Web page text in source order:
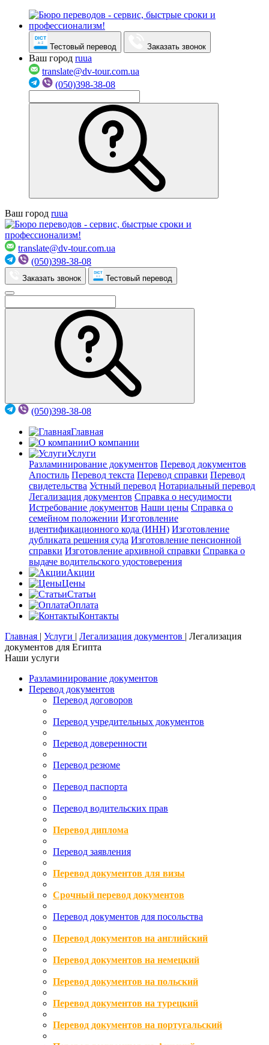
Тестовый перевод Заказать звонок
Ваш город ruua
translate@dv-tour.com.ua
(050)398-38-08
Ваш город ruua
translate@dv-tour.com.ua
(050)398-38-08
Заказать звонок Тестовый перевод
(050)398-38-08
Главная
О компании
Услуги
Разламинирование документов Перевод документов
Апостиль Перевод текста Перевод справки Перевод
свидетельства Устный перевод Нотариальный перевод
Легализация документов Справка о несудимости
Истребование документов Наши цены Справка о
семейном положении Изготовление
идентификационного кода (ИНН) Изготовление
дубликата решения суда Изготовление пенсионной
справки Изготовление архивной справки Справка о
выдаче водительского удостоверения
Акции
Цены
Статьи
Оплата
Контакты
Главная | Услуги | Легализация документов | Легализация
документов для Египта
Наши услуги
Разламинирование документов
Перевод документов
Перевод договоров
Перевод учредительных документов
Перевод доверенности
Перевод резюме
Перевод паспорта
Перевод водительских прав
Перевод диплома
Перевод заявления
Перевод документов для визы
Срочный перевод документов
Перевод документов для посольства
Перевод документов на английский
Перевод документов на немецкий
Перевод документов на польский
Перевод документов на турецкий
Перевод документов на португальский